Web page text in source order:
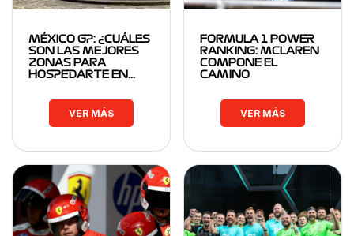
MÉXICO GP: ¿CUÁLES
SON LAS MEJORES
ZONAS PARA
HOSPEDARTE EN…
VER MÁS
FORMULA 1 POWER
RANKING: MCLAREN
COMPONE EL
CAMINO
VER MÁS